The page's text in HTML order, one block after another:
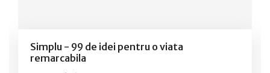
Simplu - 99 de idei pentru o viata
remarcabila